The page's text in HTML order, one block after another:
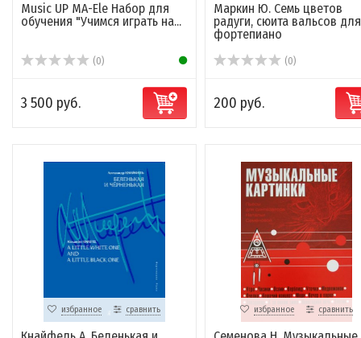
Music UP MA-Ele Набор для
обучения "Учимся играть на...
(0)
3 500 руб.
Маркин Ю. Семь цветов
радуги, сюита вальсов для
фортепиано
(0)
200 руб.
избранное сравнить избранное сравнить